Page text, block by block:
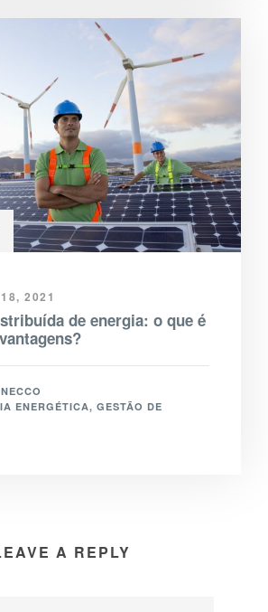
2021
de energia: o que é
ENERGÉTICA, GESTÃO DE
A REPLY